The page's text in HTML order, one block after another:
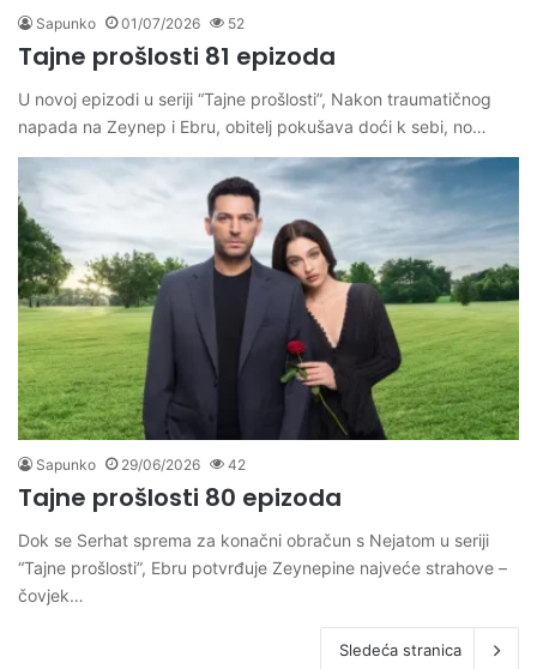
Sapunko 01/07/2026 52
Tajne prošlosti 81 epizoda
U novoj epizodi u seriji “Tajne prošlosti”, Nakon traumatičnog
napada na Zeynep i Ebru, obitelj pokušava doći k sebi, no…
Sapunko 29/06/2026 42
Tajne prošlosti 80 epizoda
Dok se Serhat sprema za konačni obračun s Nejatom u seriji
“Tajne prošlosti”, Ebru potvrđuje Zeynepine najveće strahove –
čovjek…
Sledeća stranica